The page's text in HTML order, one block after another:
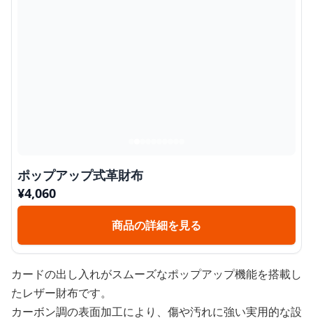
ポップアップ式革財布
¥4,060
商品の詳細を見る
カードの出し入れがスムーズなポップアップ機能を搭載し
たレザー財布です。
カーボン調の表面加工により、傷や汚れに強い実用的な設